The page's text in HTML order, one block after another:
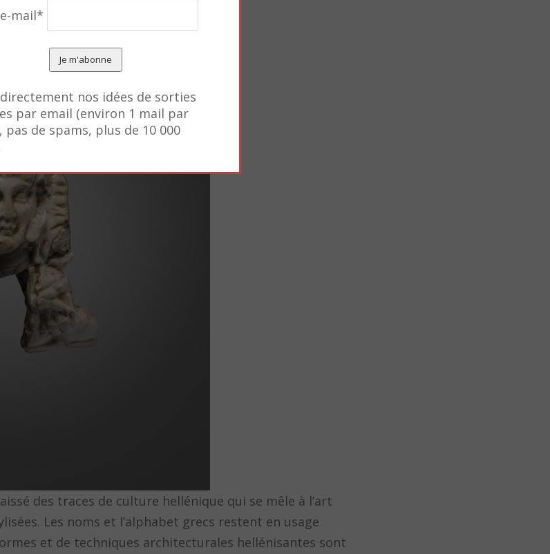
des traces de culture hellénique qui se mêle à l’art
Les noms et l’alphabet grecs restent en usage
et de techniques architecturales hellénisantes sont
mail*
directement nos idées de sorties
par email (environ 1 mail par
pas de spams, plus de 10 000